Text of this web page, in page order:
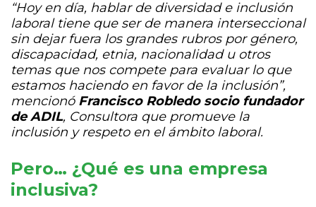
“Hoy en día, hablar de diversidad e inclusión
laboral tiene que ser de manera interseccional
sin dejar fuera los grandes rubros por género,
discapacidad, etnia, nacionalidad u otros
temas que nos compete para evaluar lo que
estamos haciendo en favor de la inclusión”,
mencionó Francisco Robledo socio fundador
de ADIL, Consultora que promueve la
inclusión y respeto en el​ ámbito laboral.
Pero… ¿Qué es una empresa
inclusiva?